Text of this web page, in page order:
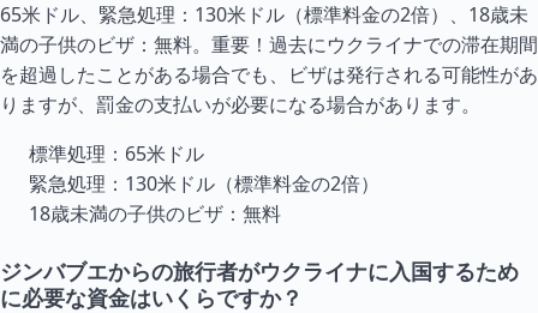
65米ドル、緊急処理：130米ドル（標準料金の2倍）、18歳未
満の子供のビザ：無料。重要！過去にウクライナでの滞在期間
を超過したことがある場合でも、ビザは発行される可能性があ
りますが、罰金の支払いが必要になる場合があります。
標準処理：65米ドル
緊急処理：130米ドル（標準料金の2倍）
18歳未満の子供のビザ：無料
ジンバブエからの旅行者がウクライナに入国するため
に必要な資金はいくらですか？